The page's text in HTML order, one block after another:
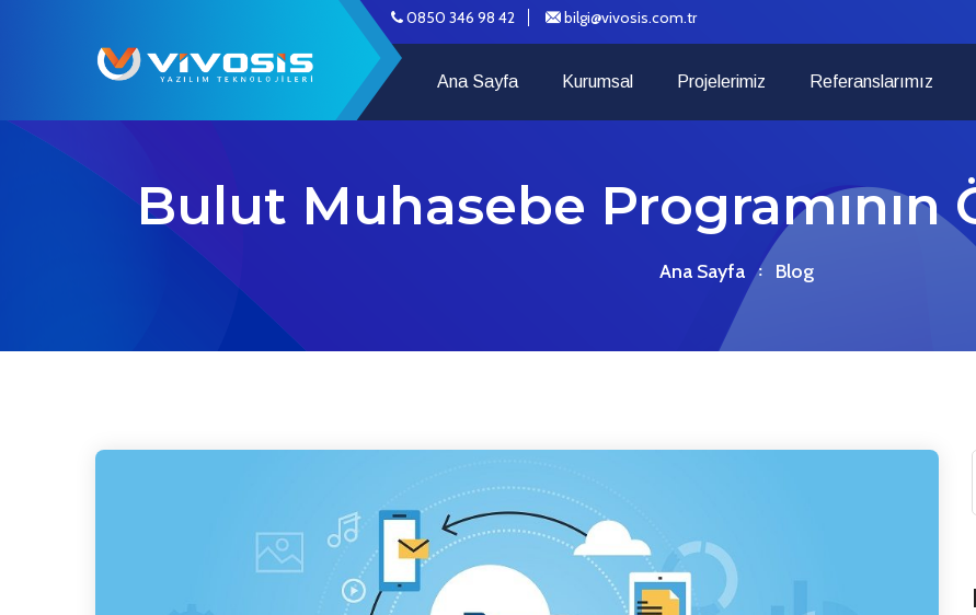
0850 346 98 42 bilgi@vivosis.com.tr
Ana Sayfa Kurumsal Projelerimiz Referanslarımız
Bulut Muhasebe Programının
Ana Sayfa Blog